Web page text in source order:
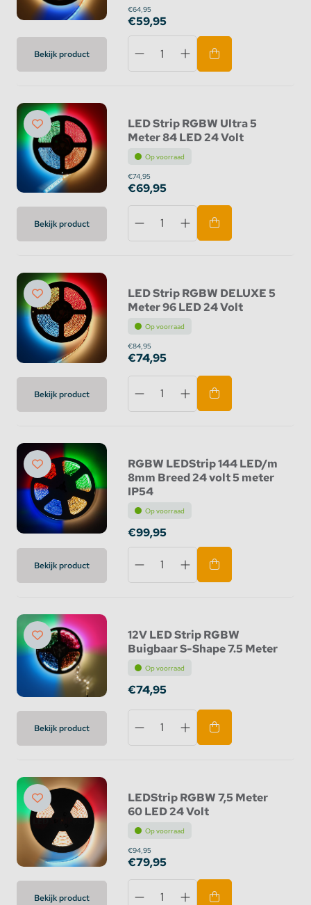
Bekijk product
€64,95
€59,95
Bekijk product
LED Strip RGBW Ultra 5
Meter 84 LED 24 Volt
Op voorraad
€74,95
€69,95
Bekijk product
LED Strip RGBW DELUXE 5
Meter 96 LED 24 Volt
Op voorraad
€84,95
€74,95
Bekijk product
RGBW LEDStrip 144 LED/m
8mm Breed 24 volt 5 meter
IP54
Op voorraad
€99,95
Bekijk product
12V LED Strip RGBW
Buigbaar S-Shape 7.5 Meter
Op voorraad
€74,95
Bekijk product
LEDStrip RGBW 7,5 Meter
60 LED 24 Volt
Op voorraad
€94,95
€79,95